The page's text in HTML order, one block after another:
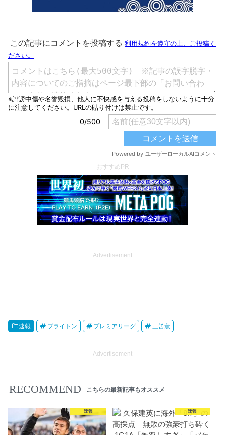
おすすめPR
Advertisement
速報 ブライトン プレミアリーグ 三笘薫
Advertisement
RECOMMEND こちらの最新記事もオススメ
速報 速報